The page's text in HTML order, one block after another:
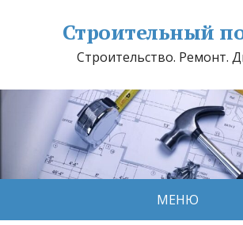
Строительный
Строительство. Ремонт.
МЕНЮ